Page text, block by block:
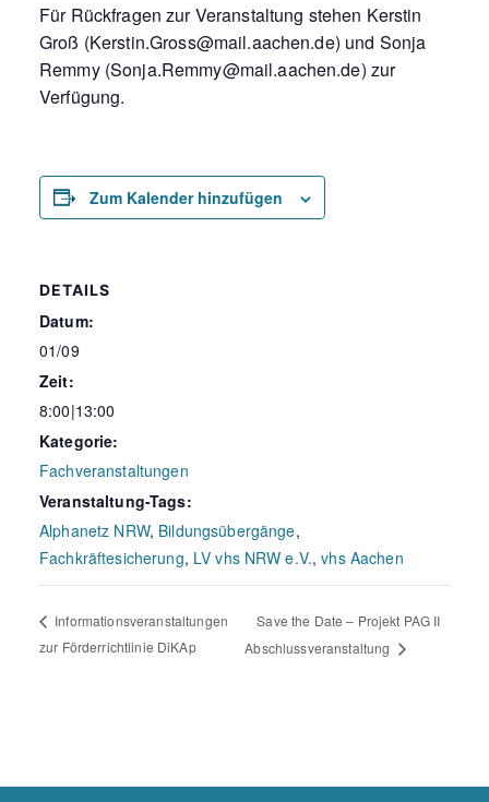
Für Rückfragen zur Veranstaltung stehen Kerstin
Groß (Kerstin.Gross@mail.aachen.de) und Sonja
Remmy (Sonja.Remmy@mail.aachen.de) zur
Verfügung.
Zum Kalender hinzufügen
DETAILS
Datum:
01/09
Zeit:
8:00|13:00
Kategorie:
Fachveranstaltungen
Veranstaltung-Tags:
Alphanetz NRW, Bildungsübergänge,
Fachkräftesicherung, LV vhs NRW e.V.,vhs Aachen
Informationsveranstaltungen
zur Förderrichtlinie DiKAp
Save the Date – Projekt PAG II
Abschlussveranstaltung